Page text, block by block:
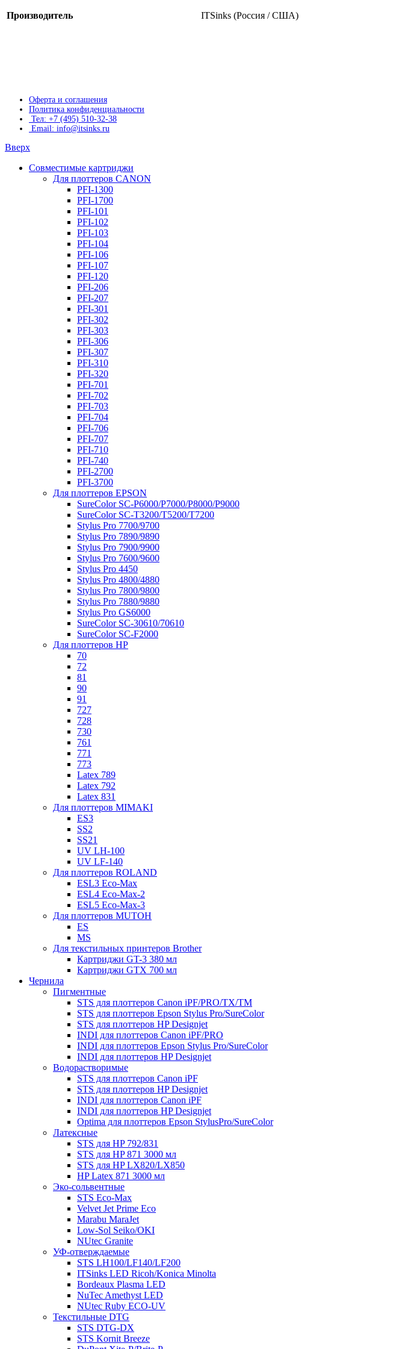
Производитель ITSinks (Россия / США)
Оферта и соглашения
Политика конфиденциальности
Тел: +7 (495) 510-32-38
Email: info@itsinks.ru
Вверх
Совместимые картриджи
Для плоттеров CANON
PFI-1300
PFI-1700
PFI-101
PFI-102
PFI-103
PFI-104
PFI-106
PFI-107
PFI-120
PFI-206
PFI-207
PFI-301
PFI-302
PFI-303
PFI-306
PFI-307
PFI-310
PFI-320
PFI-701
PFI-702
PFI-703
PFI-704
PFI-706
PFI-707
PFI-710
PFI-740
PFI-2700
PFI-3700
Для плоттеров EPSON
SureColor SC-P6000/P7000/P8000/P9000
SureColor SC-Т3200/T5200/T7200
Stylus Pro 7700/9700
Stylus Pro 7890/9890
Stylus Pro 7900/9900
Stylus Pro 7600/9600
Stylus Pro 4450
Stylus Pro 4800/4880
Stylus Pro 7800/9800
Stylus Pro 7880/9880
Stylus Pro GS6000
SureColor SC-30610/70610
SureColor SC-F2000
Для плоттеров HP
70
72
81
90
91
727
728
730
761
771
773
Latex 789
Latex 792
Latex 831
Для плоттеров MIMAKI
ES3
SS2
SS21
UV LH-100
UV LF-140
Для плоттеров ROLAND
ESL3 Eco-Max
ESL4 Eco-Max-2
ESL5 Eco-Max-3
Для плоттеров MUTOH
ES
MS
Для текстильных принтеров Brother
Картриджи GT-3 380 мл
Картриджи GTX 700 мл
Чернила
Пигментные
STS для плоттеров Canon iPF/PRO/TX/ТМ
STS для плоттеров Epson Stylus Pro/SureColor
STS для плоттеров HP Designjet
INDI для плоттеров Canon iPF/PRO
INDI для плоттеров Epson Stylus Pro/SureColor
INDI для плоттеров HP Designjet
Водорастворимые
STS для плоттеров Canon iPF
STS для плоттеров HP Designjet
INDI для плоттеров Canon iPF
INDI для плоттеров HP Designjet
Optima для плоттеров Epson StylusPro/SureColor
Латексные
STS для HP 792/831
STS для HP 871 3000 мл
STS для HP LX820/LX850
HP Latex 871 3000 мл
Эко-сольвентные
STS Eco-Max
Velvet Jet Prime Eco
Marabu MaraJet
Low-Sol Seiko/OKI
NUtec Granite
УФ-отверждаемые
STS LH100/LF140/LF200
ITSinks LED Ricoh/Konica Minolta
Bordeaux Plasma LED
NuTec Amethyst LED
NUtec Ruby ECO-UV
Текстильные DTG
STS DTG-DX
STS Kornit Breeze